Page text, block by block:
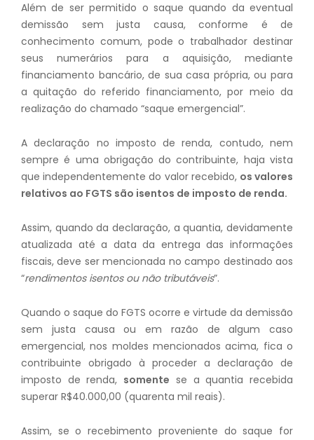
Além de ser permitido o saque quando da eventual
demissão sem justa causa, conforme é de
conhecimento comum, pode o trabalhador destinar
seus numerários para a aquisição, mediante
financiamento bancário, de sua casa própria, ou para
a quitação do referido financiamento, por meio da
realização do chamado “saque emergencial”.
A declaração no imposto de renda, contudo, nem
sempre é uma obrigação do contribuinte, haja vista
que independentemente do valor recebido, os valores
relativos ao FGTS são isentos de imposto de renda.
Assim, quando da declaração, a quantia, devidamente
atualizada até a data da entrega das informações
fiscais, deve ser mencionada no campo destinado aos
“rendimentos isentos ou não tributáveis”.
Quando o saque do FGTS ocorre e virtude da demissão
sem justa causa ou em razão de algum caso
emergencial, nos moldes mencionados acima, fica o
contribuinte obrigado à proceder a declaração de
imposto de renda, somente se a quantia recebida
superar R$40.000,00 (quarenta mil reais).
Assim, se o recebimento proveniente do saque for